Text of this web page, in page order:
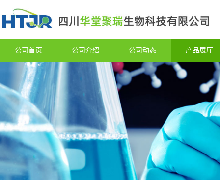
公司首页 公司介绍 公司动态 产品展厅